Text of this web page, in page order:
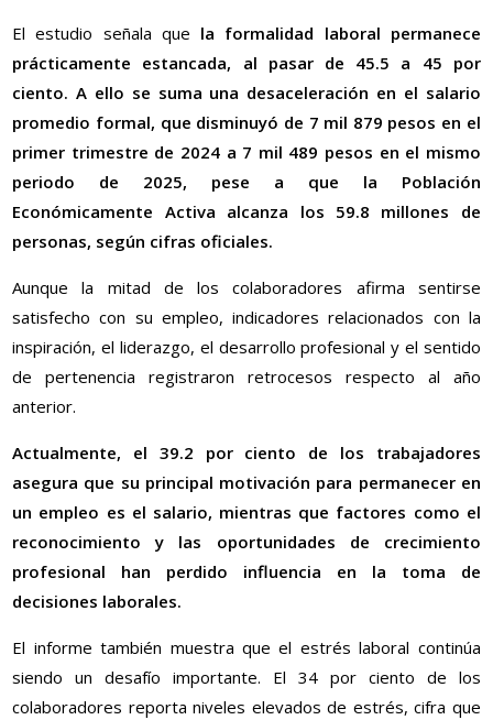
El estudio señala que la formalidad laboral permanece
prácticamente estancada, al pasar de 45.5 a 45 por
ciento. A ello se suma una desaceleración en el salario
promedio formal, que disminuyó de 7 mil 879 pesos en el
primer trimestre de 2024 a 7 mil 489 pesos en el mismo
periodo de 2025, pese a que la Población
Económicamente Activa alcanza los 59.8 millones de
personas, según cifras oficiales.
Aunque la mitad de los colaboradores afirma sentirse
satisfecho con su empleo, indicadores relacionados con la
inspiración, el liderazgo, el desarrollo profesional y el sentido
de pertenencia registraron retrocesos respecto al año
anterior.
Actualmente, el 39.2 por ciento de los trabajadores
asegura que su principal motivación para permanecer en
un empleo es el salario, mientras que factores como el
reconocimiento y las oportunidades de crecimiento
profesional han perdido influencia en la toma de
decisiones laborales.
El informe también muestra que el estrés laboral continúa
siendo un desafío importante. El 34 por ciento de los
colaboradores reporta niveles elevados de estrés, cifra que